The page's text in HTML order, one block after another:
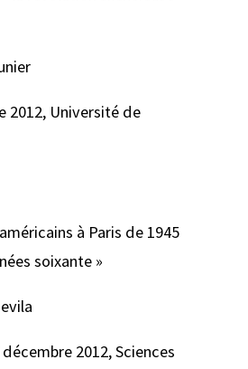
2012, Université de
à Paris de 1945
soixante »
2012, Sciences